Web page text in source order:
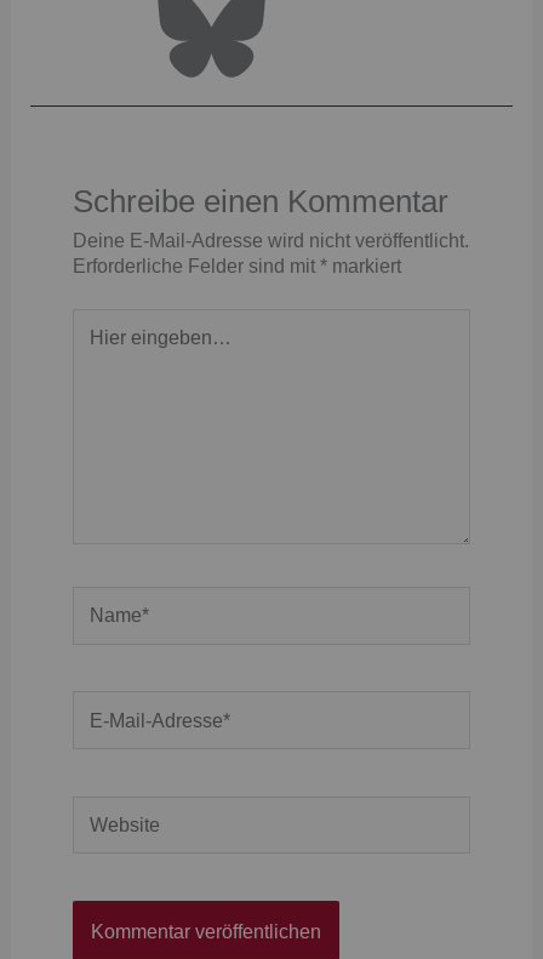
Schreibe einen Kommentar
Deine E-Mail-Adresse wird nicht veröffentlicht.
Erforderliche Felder sind mit* markiert
eingeben…
Mail-